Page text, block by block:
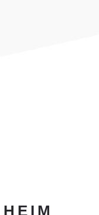
HE IM